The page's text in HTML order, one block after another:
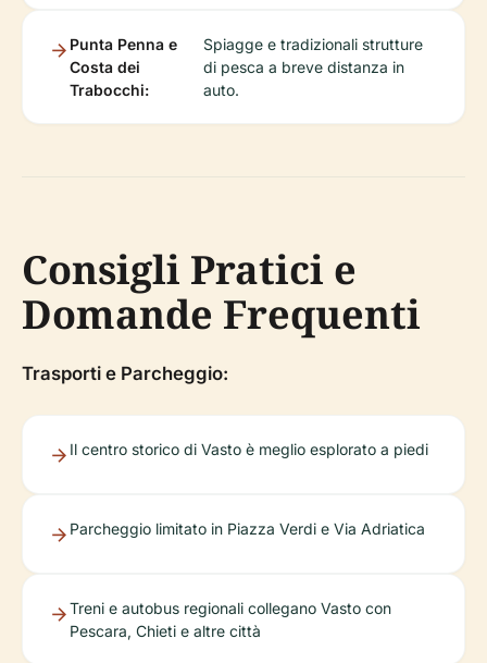
Punta Penna e
Costa dei
Trabocchi:
Spiagge e tradizionali strutture
di pesca a breve distanza in
auto.
Consigli Pratici e
Domande Frequenti
Trasporti e Parcheggio:
Il centro storico di Vasto è meglio esplorato a piedi
Parcheggio limitato in Piazza Verdi e Via Adriatica
Treni e autobus regionali collegano Vasto con
Pescara, Chieti e altre città